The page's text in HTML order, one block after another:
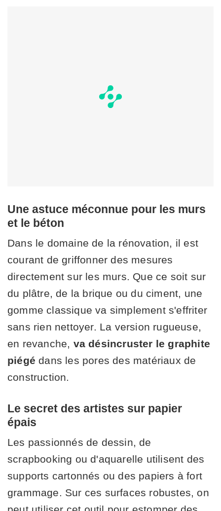
Une astuce méconnue pour les murs
et le béton
Dans le domaine de la rénovation, il est
courant de griffonner des mesures
directement sur les murs. Que ce soit sur
du plâtre, de la brique ou du ciment, une
gomme classique va simplement s'effriter
sans rien nettoyer. La version rugueuse,
en revanche, va désincruster le graphite
piégé dans les pores des matériaux de
construction.
Le secret des artistes sur papier
épais
Les passionnés de dessin, de
scrapbooking ou d'aquarelle utilisent des
supports cartonnés ou des papiers à fort
grammage. Sur ces surfaces robustes, on